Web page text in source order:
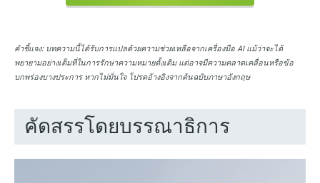
คำชี้แจง:บทความนี้ได้รับการแปลด้วยความช่วยเหลือจากเครื่องมือ AI แม้ว่าจะได้
พยายามอย่างเต็มที่ในการรักษาความหมายดั้งเดิม แต่อาจมีความคลาดเคลื่อนหรือข้อ
บกพร่องบางประการ หากไม่มั่นใจ โปรดอ้างอิงจากต้นฉบับภาษาอังกฤษ
คัดสรรโดยบรรณาธิการ